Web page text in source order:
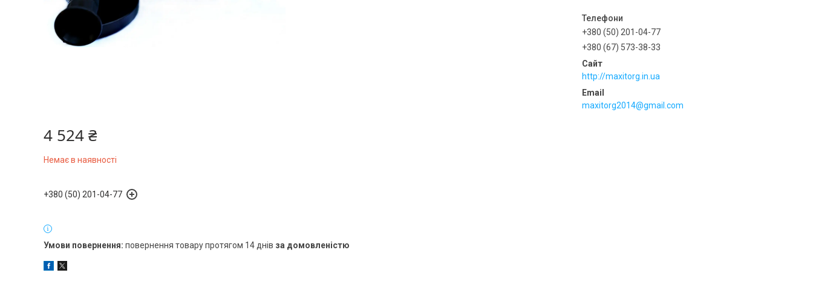
+380 (50) 201-04-77
+380 (67) 573-38-33
http://maxitorg.in.ua
maxitorg2014@gmail.com
4 524 ₴
Немає в наявності
+380 (50) 201-04-77
повернення товару протягом 14 днів за домовленістю